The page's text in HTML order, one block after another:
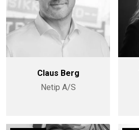
Claus Berg
Netip A/S